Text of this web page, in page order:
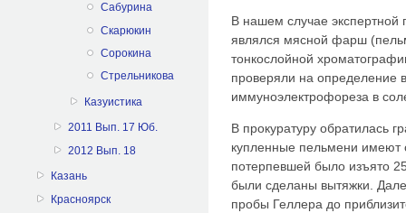
Сабурина
Скарюкин
Сорокина
Стрельникова
Казуистика
2011 Вып. 17 Юб.
2012 Вып. 18
Казань
Красноярск
В нашем случае экспертной
являлся мясной фарш
тонкослойной
проверяли на определение
иммуноэлектрофореза в
В прокуратуру обратилась
купленные пельмени имеют
потерпевшей было изъято
были сделаны вытяжки.
пробы Геллера до